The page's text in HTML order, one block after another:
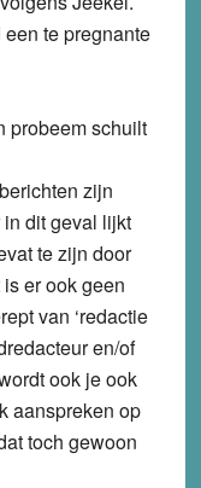
te pregnante
probeem schuilt
zijn
dit geval lijkt
te zijn door
er ook geen
van ‘redactie
en/of
ook je ook
aanspreken op
toch gewoon